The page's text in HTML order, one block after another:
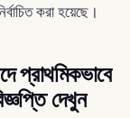
করা হয়েছে।
প্রাথমিকভাবে
দেখুন